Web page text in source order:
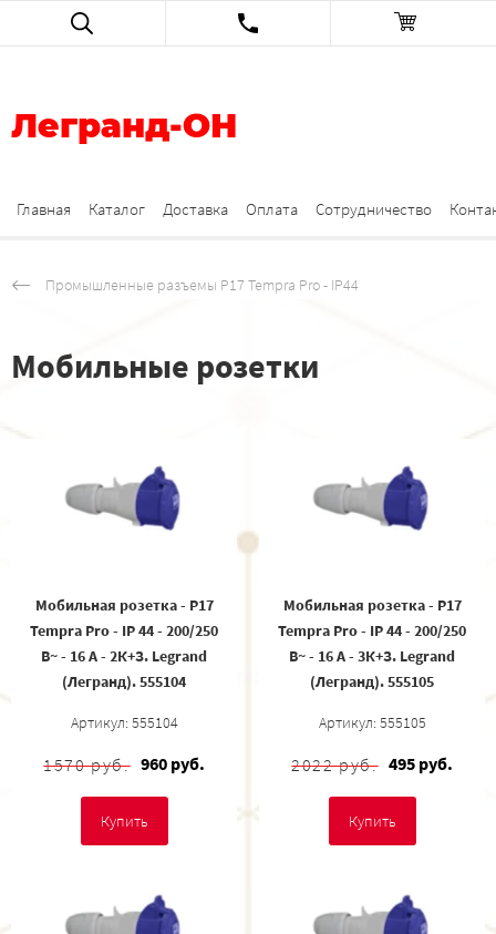
Легранд-ОН
Главная Каталог Доставка Оплата Сотрудничество
Промышленные разъемы Р17 Tempra Pro - IP44
Мобильные розетки
Мобильная розетка - P17
Tempra Pro - IP 44 - 200/250
В~ - 16 A - 2К+З. Legrand
(Легранд). 555104
Артикул: 555104
1570 руб. 960 руб.
Купить
Мобильная розетка - P17
Tempra Pro - IP 44 - 200/250
В~ - 16 A - 3К+З. Legrand
(Легранд). 555105
Артикул: 555105
2022 руб. 495 руб.
Купить